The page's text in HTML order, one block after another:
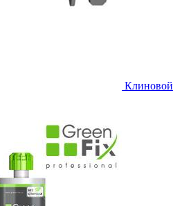
Клиновой